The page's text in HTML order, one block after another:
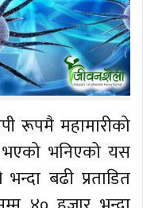
रूपमै महामारीको
भनिएको यस
बढी प्रताडित